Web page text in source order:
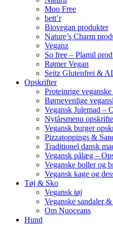
Moo Free
bett’r
Biovegan produkter
Nature’s Charm
Veganz
So free – Plamil
Rømer Vegan
Seitz Glutenfrei &
Opskrifter
Proteinrige
Børnevenlige
Vegansk Julemad –
Nytårsmenu
Vegansk burger
Pizzatoppings &
Traditionel dansk
Vegansk pålæg –
Veganske boller og
Vegansk kage og
Tøj & Sko
Vegansk tøj
Veganske sandaler
Om Nuoceans
Hund